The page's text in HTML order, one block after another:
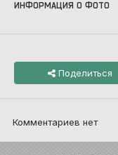
ИНФОРМАЦИЯ О ФОТО
Поделиться
Комментариев нет